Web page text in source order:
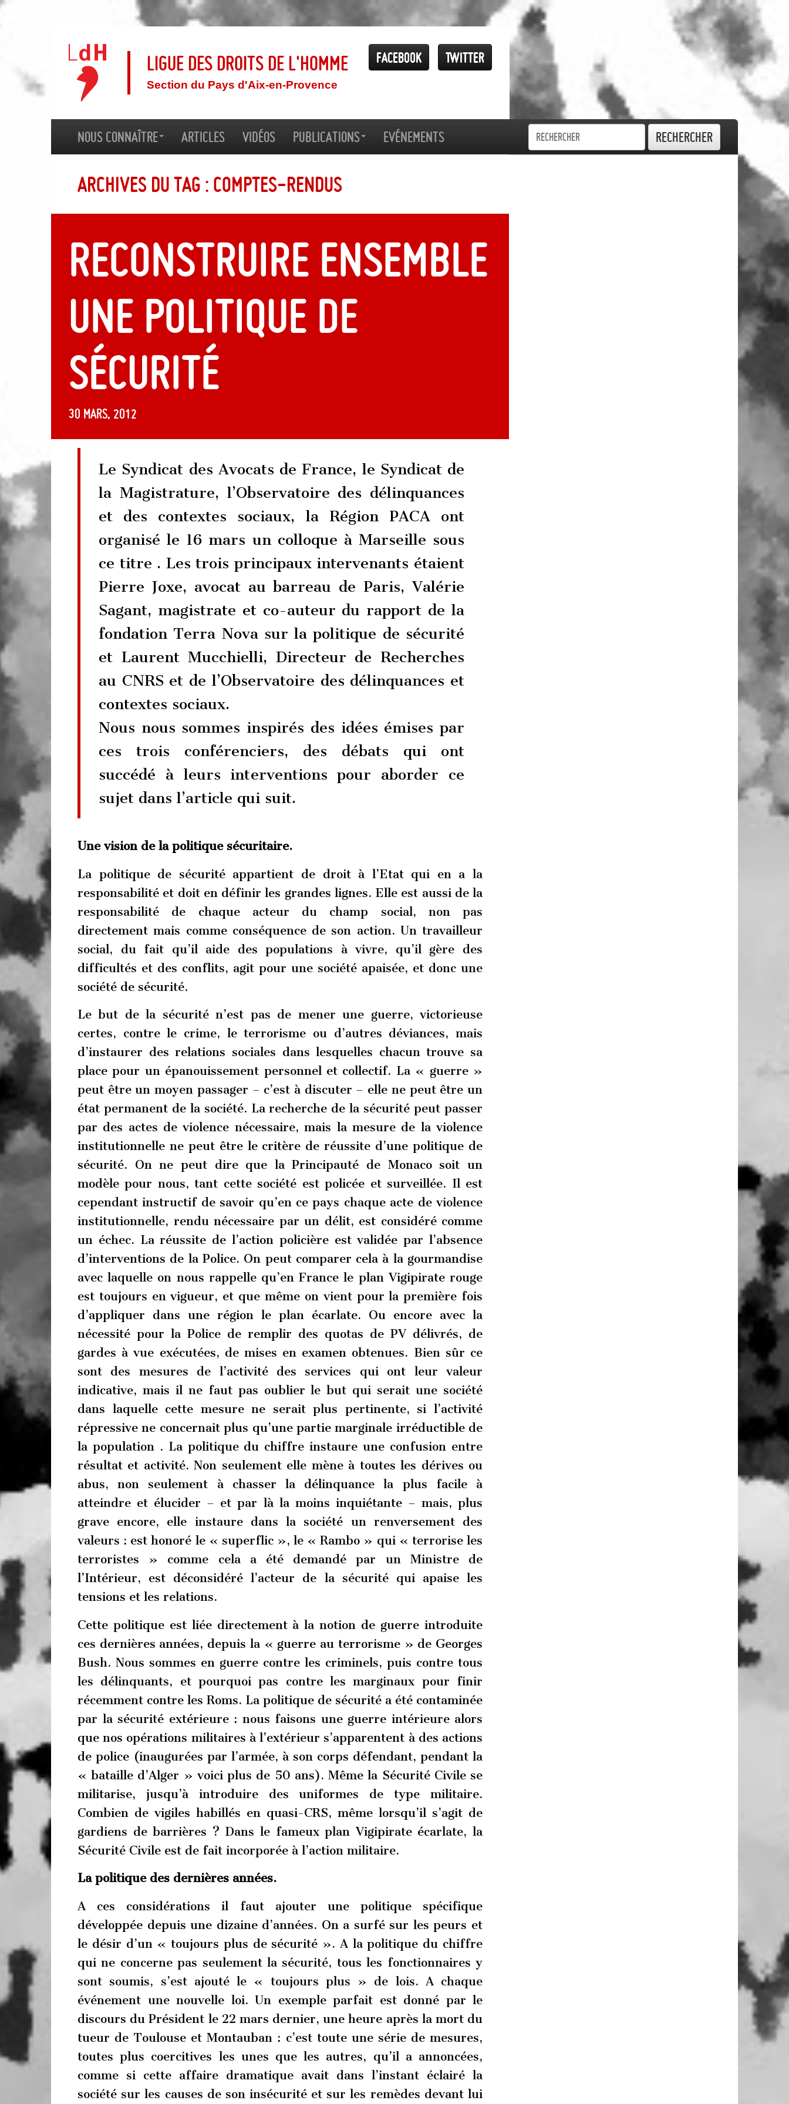
Twitter
Facebook
Ligue des droits de l'Homme
Section du Pays d'Aix-en-Provence
Nous connaître Articles Vidéos Publications Evénements Rechercher
Archives du tag : Comptes-rendus
Reconstruire ensemble
une politique de
sécurité
30 mars, 2012
Le Syndicat des Avocats de France, le Syndicat de
la Magistrature, l’Observatoire des délinquances
et des contextes sociaux, la Région PACA ont
organisé le 16 mars un colloque à Marseille sous
ce titre . Les trois principaux intervenants étaient
Pierre Joxe, avocat au barreau de Paris, Valérie
Sagant, magistrate et co-auteur du rapport de la
fondation Terra Nova sur la politique de sécurité
et Laurent Mucchielli, Directeur de Recherches
au CNRS et de l’Observatoire des délinquances et
contextes sociaux.
Nous nous sommes inspirés des idées émises par
ces trois conférenciers, des débats qui ont
succédé à leurs interventions pour aborder ce
sujet dans l’article qui suit.
Une vision de la politique sécuritaire.
La politique de sécurité appartient de droit à l’Etat qui en a la
responsabilité et doit en définir les grandes lignes. Elle est aussi de la
responsabilité de chaque acteur du champ social, non pas
directement mais comme conséquence de son action. Un travailleur
social, du fait qu’il aide des populations à vivre, qu’il gère des
difficultés et des conflits, agit pour une société apaisée, et donc une
société de sécurité.
Le but de la sécurité n’est pas de mener une guerre, victorieuse
certes, contre le crime, le terrorisme ou d’autres déviances, mais
d’instaurer des relations sociales dans lesquelles chacun trouve sa
place pour un épanouissement personnel et collectif. La « guerre »
peut être un moyen passager – c’est à discuter – elle ne peut être un
état permanent de la société. La recherche de la sécurité peut passer
par des actes de violence nécessaire, mais la mesure de la violence
institutionnelle ne peut être le critère de réussite d’une politique de
sécurité. On ne peut dire que la Principauté de Monaco soit un
modèle pour nous, tant cette société est policée et surveillée. Il est
cependant instructif de savoir qu’en ce pays chaque acte de violence
institutionnelle, rendu nécessaire par un délit, est considéré comme
un échec. La réussite de l’action policière est validée par l’absence
d’interventions de la Police. On peut comparer cela à la gourmandise
avec laquelle on nous rappelle qu’en France le plan Vigipirate rouge
est toujours en vigueur, et que même on vient pour la première fois
d’appliquer dans une région le plan écarlate. Ou encore avec la
nécessité pour la Police de remplir des quotas de PV délivrés, de
gardes à vue exécutées, de mises en examen obtenues. Bien sûr ce
sont des mesures de l’activité des services qui ont leur valeur
indicative, mais il ne faut pas oublier le but qui serait une société
dans laquelle cette mesure ne serait plus pertinente, si l’activité
répressive ne concernait plus qu’une partie marginale irréductible de
la population . La politique du chiffre instaure une confusion entre
résultat et activité. Non seulement elle mène à toutes les dérives ou
abus, non seulement à chasser la délinquance la plus facile à
atteindre et élucider – et par là la moins inquiétante – mais, plus
grave encore, elle instaure dans la société un renversement des
valeurs : est honoré le « superflic », le « Rambo » qui « terrorise les
terroristes » comme cela a été demandé par un Ministre de
l’Intérieur, est déconsidéré l’acteur de la sécurité qui apaise les
tensions et les relations.
Cette politique est liée directement à la notion de guerre introduite
ces dernières années, depuis la « guerre au terrorisme » de Georges
Bush. Nous sommes en guerre contre les criminels, puis contre tous
les délinquants, et pourquoi pas contre les marginaux pour finir
récemment contre les Roms. La politique de sécurité a été contaminée
par la sécurité extérieure : nous faisons une guerre intérieure alors
que nos opérations militaires à l’extérieur s’apparentent à des actions
de police (inaugurées par l’armée, à son corps défendant, pendant la
« bataille d’Alger » voici plus de 50 ans). Même la Sécurité Civile se
militarise, jusqu’à introduire des uniformes de type militaire.
Combien de vigiles habillés en quasi-CRS, même lorsqu’il s’agit de
gardiens de barrières ? Dans le fameux plan Vigipirate écarlate, la
Sécurité Civile est de fait incorporée à l’action militaire.
La politique des dernières années.
A ces considérations il faut ajouter une politique spécifique
développée depuis une dizaine d’années. On a surfé sur les peurs et
le désir d’un « toujours plus de sécurité ». A la politique du chiffre
qui ne concerne pas seulement la sécurité, tous les fonctionnaires y
sont soumis, s’est ajouté le « toujours plus » de lois. A chaque
événement une nouvelle loi. Un exemple parfait est donné par le
discours du Président le 22 mars dernier, une heure après la mort du
tueur de Toulouse et Montauban : c’est toute une série de mesures,
toutes plus coercitives les unes que les autres, qu’il a annoncées,
comme si cette affaire dramatique avait dans l’instant éclairé la
société sur les causes de son insécurité et sur les remèdes devant lui